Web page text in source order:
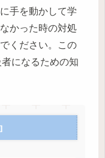
手を動かして学
かった時の対処
ください。この
になるための知